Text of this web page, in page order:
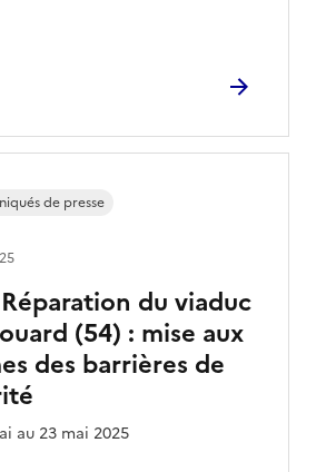
du viaduc
(54) : mise aux
des barrières de
au 23 mai 2025
de presse